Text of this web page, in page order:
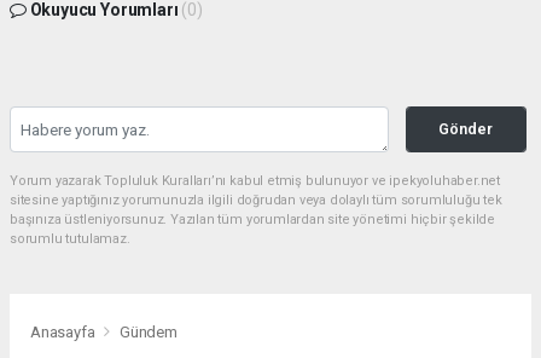
Okuyucu Yorumları (0)
Gönder
Yorum yazarak Topluluk Kuralları’nı kabul etmiş bulunuyor ve ipekyoluhaber.net
sitesine yaptığınız yorumunuzla ilgili doğrudan veya dolaylı tüm sorumluluğu tek
başınıza üstleniyorsunuz. Yazılan tüm yorumlardan site yönetimi hiçbir şekilde
sorumlu tutulamaz.
Anasayfa Gündem